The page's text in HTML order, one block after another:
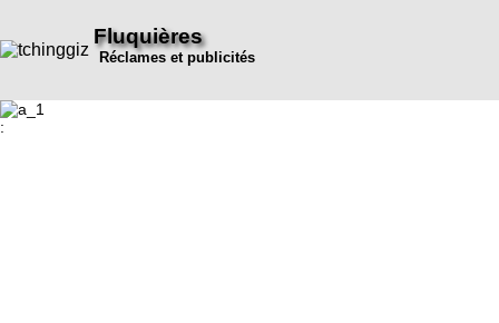
Fluquières
Réclames et publicités
: